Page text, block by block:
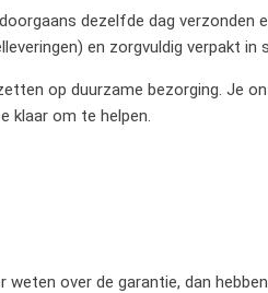
dezelfde dag
en zorgvuldig verpakt
op duurzame bezorging.
klaar om te helpen.
weten over de garantie, dan